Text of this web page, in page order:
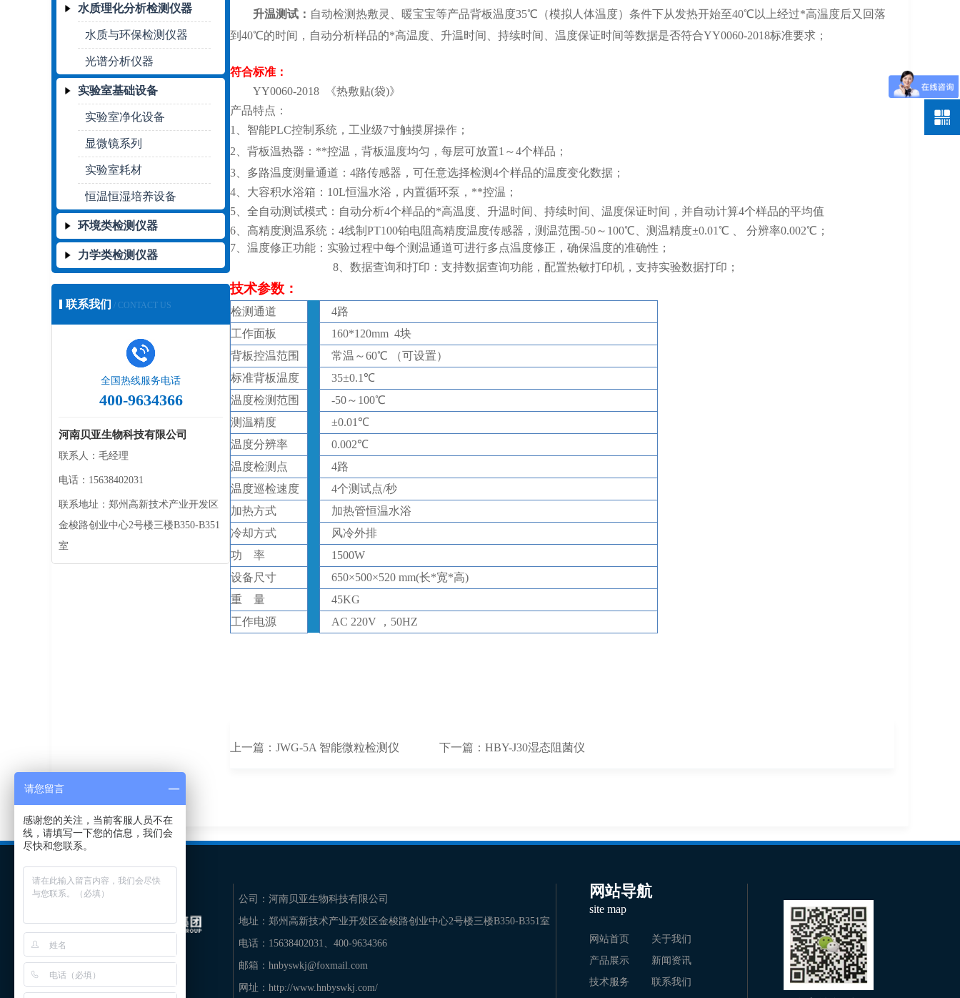
水质理化分析检测仪器
水质与环保检测仪器
光谱分析仪器
实验室基础设备
实验室净化设备
显微镜系列
实验室耗材
恒温恒湿培养设备
环境类检测仪器
力学类检测仪器
联系我们 / CONTACT US
全国热线服务电话
400-9634366
河南贝亚生物科技有限公司
联系人：毛经理
电话：15638402031
联系地址：郑州高新技术产业开发区
金梭路创业中心2号楼三楼B350-B351
室
升温测试： 自动检测热敷灵、暖宝宝等产品背板温度35℃ （模拟人体温度） 条件下从发热开始至40℃以上经过*高温度后又回落
到 40℃的时间 ， 自动分析样品的*高温度、升温时间、持续时间、温度保证时间等数据是否符合YY0060-2018标准要求 ；
符合标准：
YY0060-2018
《热敷贴(袋)》
产品特点：
1、智能PLC控制系统，工业级7寸触摸屏操作；
2
背板温热器：**控温， 背板温度均匀， 每层可放置1 ～4个样品；
3 、多路温度测量通道： 4路传感器，可任意选择检测4个样品的温度变化数据；
4 、大容积水浴箱： 10L恒温水浴，内置循环泵，**控温；
5、 全自动测试模式 ：自动分析4个样品的*高温度、升温时间、持续时间、温度保证时间 ， 并自动计算4个样品的平均值
6、高精度测温系统：4线制PT100铂电阻高精度温度传感器，测温范围-50～100℃、测温精度±0.01 ℃ 、 分辨率0.002℃；
7、 温度修正功能：实验过程中每个测温通道可进行多点温度修正，确保温度的准确性；
8 、数据查询和打印：支持数据查询功能，配置热敏打印机，支持实验数据打印；
技术参数：
检测通道
4路
工作面板
160*120mm 4块
背板控温范围
常温 ～60℃
（可设置）
标准背板温度
35±0.1 ℃
温度检测范围
-50～ 100℃
测温精度
±0.01 ℃
温度分辨率
0.002℃
温度检测点
4路
温度巡检速度
4个测试点/秒
加热方式
加热管恒温水浴
冷却方式
风冷外排
功
率
1500W
设备尺寸 650×500×520 mm(长*宽*高)
重
量 45KG
工作电源
AC 220V ，50HZ
上一篇： JWG-5A 智能微粒检测仪 下一篇： HBY-J30湿态阻菌仪
公司：河南贝亚生物科技有限公司
地址：郑州高新技术产业开发区金梭路创业中心2号楼三楼B350-B351室
电话： 15638402031、400-9634366
邮箱：hnbyswkj@foxmail.com
网址：http://www.hnbyswkj.com/
网站导航
site map
网站首页
关于我们
产品展示
新闻资讯
技术服务
联系我们
请您留言
感谢您的关注，当前客服人员不在
线，请填写一下您的信息，我们会
尽快和您联系。